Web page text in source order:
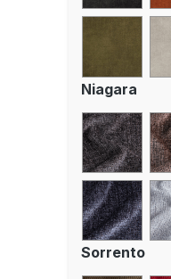
Niagara
Sorrento